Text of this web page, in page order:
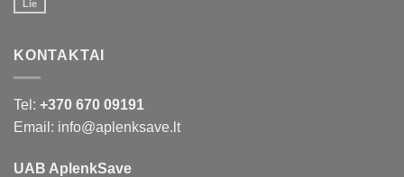
Lie
KONTAKTAI
Tel: +370 670 09191
Email: info@aplenksave.lt
UAB AplenkSave